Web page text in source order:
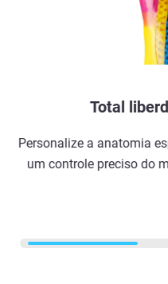
Total
Personalize a anatomia
um controle preciso do